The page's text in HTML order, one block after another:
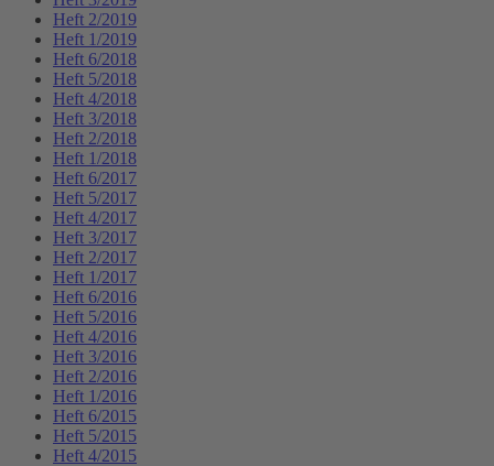
Heft 2/2019
Heft 1/2019
Heft 6/2018
Heft 5/2018
Heft 4/2018
Heft 3/2018
Heft 2/2018
Heft 1/2018
Heft 6/2017
Heft 5/2017
Heft 4/2017
Heft 3/2017
Heft 2/2017
Heft 1/2017
Heft 6/2016
Heft 5/2016
Heft 4/2016
Heft 3/2016
Heft 2/2016
Heft 1/2016
Heft 6/2015
Heft 5/2015
Heft 4/2015